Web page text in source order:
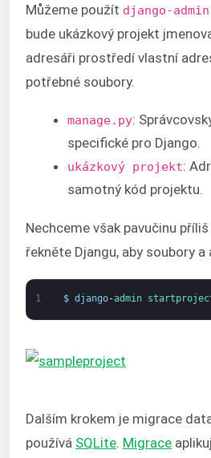
Můžeme použít django-admin
bude ukázkový projekt
adresáři prostředí vlastní
potřebné soubory.
manage.py:
specifické pro Django.
ukázkový projekt:
samotný kód projektu.
Nechceme však pavučinu
řekněte Djangu, aby soubory
1 $ django-admin
Dalším krokem je migrace
používá SQLite. Migrace